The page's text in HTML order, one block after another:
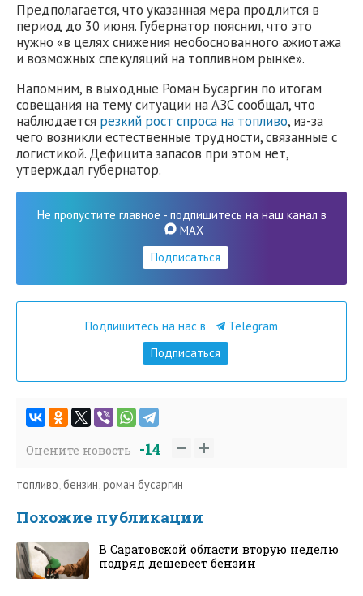
Предполагается, что указанная мера продлится в
период до 30 июня. Губернатор пояснил, что это
нужно «в целях снижения необоснованного ажиотажа
и возможных спекуляций на топливном рынке».
Напомним, в выходные Роман Бусаргин по итогам
совещания на тему ситуации на АЗС сообщал, что
наблюдается резкий рост спроса на топливо, из-за
чего возникли естественные трудности, связанные с
логистикой. Дефицита запасов при этом нет,
утверждал губернатор.
Не пропустите главное - подпишитесь на наш канал в
MAX
Подписаться
Подпишитесь на нас в
Telegram
Подписаться
Оцените новость -14
топливо,бензин,роман бусаргин
Похожие публикации
В Саратовской области вторую неделю
подряд дешевеет бензин